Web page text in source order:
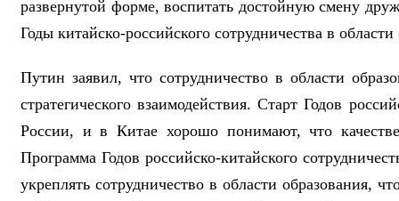
развернутой форме, воспитать достойную смену
Годы китайско-российского сотрудничества в
Путин заявил, что сотрудничество в области
стратегического взаимодействия. Старт Годов
России, и в Китае хорошо понимают, что
Программа Годов российско-китайского
укреплять сотрудничество в области образования,